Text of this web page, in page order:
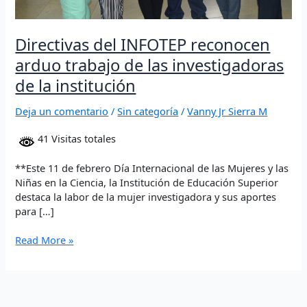
Directivas del INFOTEP reconocen
arduo trabajo de las investigadoras
de la institución
Deja un comentario /Sin categoría /Vanny Jr Sierra M
41 Visitas totales
**Este 11 de febrero Día Internacional de las Mujeres y las
Niñas en la Ciencia, la Institución de Educación Superior
destaca la labor de la mujer investigadora y sus aportes
para […]
Read More »